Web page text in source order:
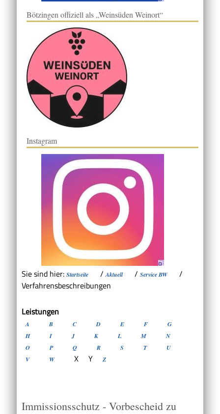
Bötzingen offiziell als „Weinsüden Weinort“
Instagram
Sie sind hier: Startseite /Aktuell / Service BW
/
Verfahrensbeschreibungen
Leistungen
A B C D E F
G
H
I J K L M
N
O
P Q R S T
U
V
W X Y Z
Immissionsschutz - Vorbescheid zu